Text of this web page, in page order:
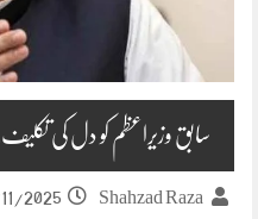
سابق وزیراعظم کو دل کی
Shahzad Raza
2025